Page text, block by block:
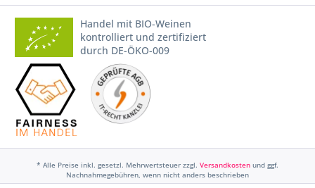
Handel mit BIO-Weinen
kontrolliert und zertifiziert
durch DE-ÖKO-009
* Alle Preise inkl. gesetzl. Mehrwertsteuer zzgl. Versandkosten und ggf.
Nachnahmegebühren, wenn nicht anders beschrieben